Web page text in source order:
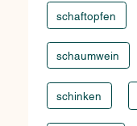
schaftopfen
schaumwein
schinken